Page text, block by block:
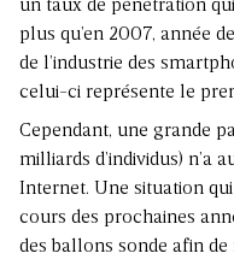
un taux de pénétration
plus qu’en 2007, année
de l’industrie des
celui-ci représente le
Cependant, une grande
milliards d’individus) n’a
Internet. Une situation
cours des prochaines
des ballons sonde afin